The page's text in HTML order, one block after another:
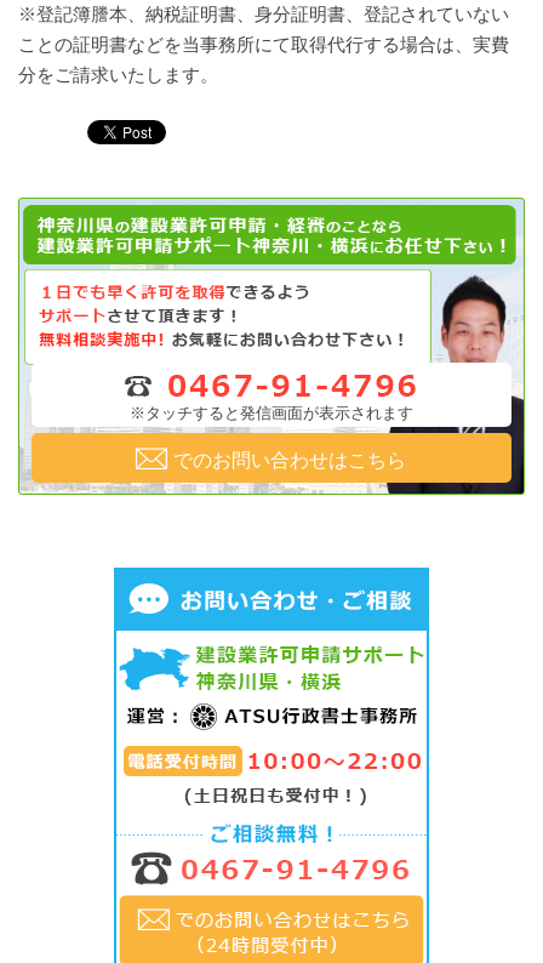
※登記簿謄本、納税証明書、身分証明書、登記されていない
ことの証明書などを当事務所にて取得代行する場合は、実費
分をご請求いたします。
※タッチすると発信画面が表示されます
でのお問い合わせはこちら